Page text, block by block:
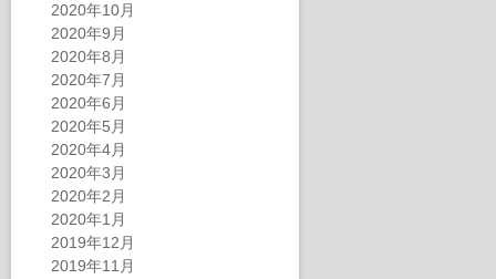
2020年10月
2020年9月
2020年8月
2020年7月
2020年6月
2020年5月
2020年4月
2020年3月
2020年2月
2020年1月
2019年12月
2019年11月